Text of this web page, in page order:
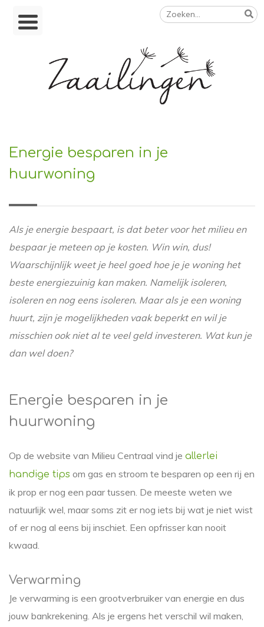
Skip
Zoeken
naar:
Energie besparen in je
huurwoning
Als je energie bespaart, is dat beter voor het milieu en
bespaar je meteen op je kosten. Win win, dus!
Waarschijnlijk weet je heel goed hoe je je woning het
beste energiezuinig kan maken. Namelijk isoleren,
isoleren en nog eens isoleren. Maar als je een woning
huurt, zijn je mogelijkheden vaak beperkt en wil je
misschien ook niet al te veel geld investeren. Wat kun je
dan wel doen?
Energie besparen in je
huurwoning
Op de website van Milieu Centraal vind je allerlei
handige tips om gas en stroom te besparen op een rij en
ik prop er nog een paar tussen. De meeste weten we
natuurlijk wel, maar soms zit er nog iets bij wat je niet wist
of er nog al eens bij inschiet. Een opfrisser kan nooit
kwaad.
Verwarming
Je verwarming is een grootverbruiker van energie en dus
jouw bankrekening. Als je ergens het verschil wil maken,